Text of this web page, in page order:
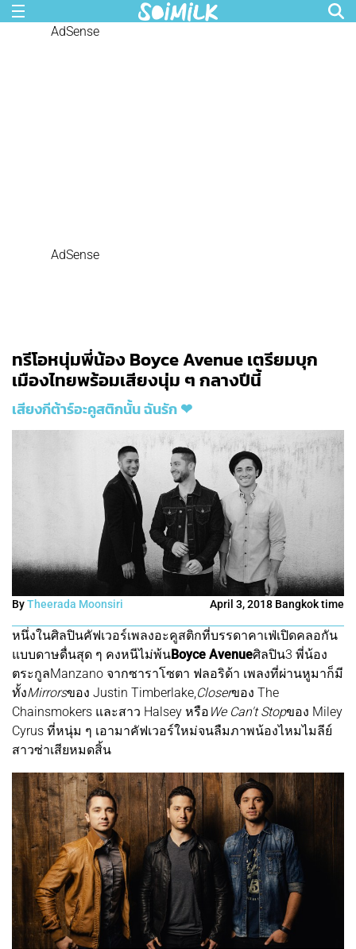
AdSense
AdSense
ทรีโอหนุ่มพี่น้อง Boyce Avenue เตรียมบุก
เมืองไทยพร้อมเสียงนุ่ม ๆ กลางปีนี้
เสียงกีต้าร์อะคูสติกนั้น ฉันรัก ❤
ByTheerada Moonsiri April 3, 2018 Bangkok time
หนึ่งในศิลปินคัฟเวอร์เพลงอะคูสติกที่บรรดาคาเฟ่เปิดคลอกัน
แบบดาษดื่นสุด ๆ คงหนีไม่พ้นBoyce Avenueศิลปิน3 พี่น้อง
ตระกูลManzano จากซาราโซตา ฟลอริด้า เพลงที่ผ่านหูมาก็มี
ทั้งMirrorsของ Justin Timberlake,Closerของ The
Chainsmokers และสาว Halsey หรือ We Can't Stopของ Miley
Cyrus ที่หนุ่ม ๆ เอามาคัฟเวอร์ใหม่จนลืมภาพน้องไหมไมลีย์
สาวซ่าเสียหมดสิ้น